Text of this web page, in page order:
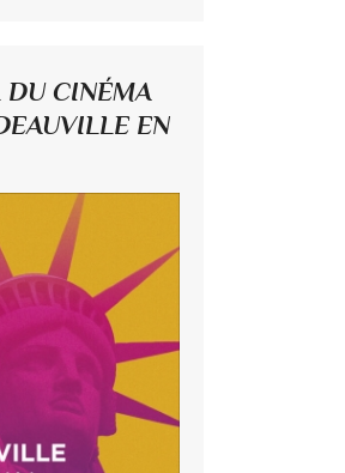
DU CINÉMA
EN